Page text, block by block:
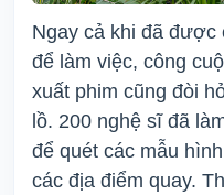
Ngay cả khi đã được
để làm việc, công
xuất phim cũng đòi
lồ. 200 nghệ sĩ đã
để quét các mẫu
các địa điểm quay.